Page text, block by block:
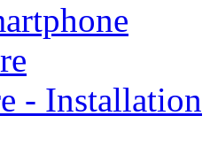
- Installation